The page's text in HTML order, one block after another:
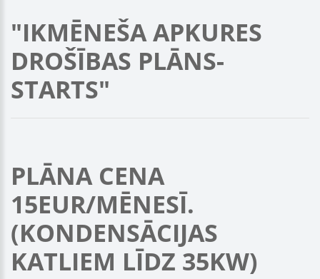
"IKMĒNEŠA APKURES
DROŠĪBAS PLĀNS-
STARTS"
PLĀNA CENA
15EUR/MĒNESĪ.
(KONDENSĀCIJAS
KATLIEM LĪDZ 35KW)